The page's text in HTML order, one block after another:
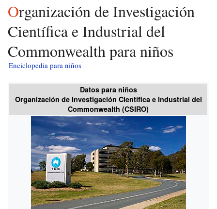
Organización de Investigación
Científica e Industrial del
Commonwealth para niños
Enciclopedia para niños
Datos para niños
Organización de Investigación Científica e Industrial del
Commonwealth (CSIRO)